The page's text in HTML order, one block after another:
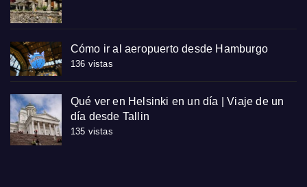
Cómo ir al aeropuerto desde Hamburgo
136 vistas
Qué ver en Helsinki en un día | Viaje de un
día desde Tallin
135 vistas